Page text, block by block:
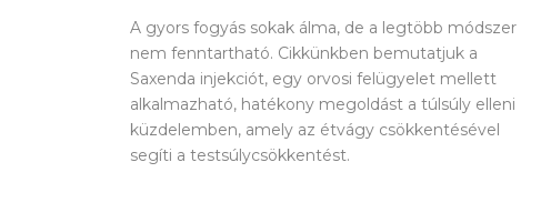
A gyors fogyás sokak álma, de a legtöbb módszer
nem fenntartható. Cikkünkben bemutatjuk a
Saxenda injekciót, egy orvosi felügyelet mellett
alkalmazható, hatékony megoldást a túlsúly elleni
küzdelemben, amely az étvágy csökkentésével
segíti a testsúlycsökkentést.